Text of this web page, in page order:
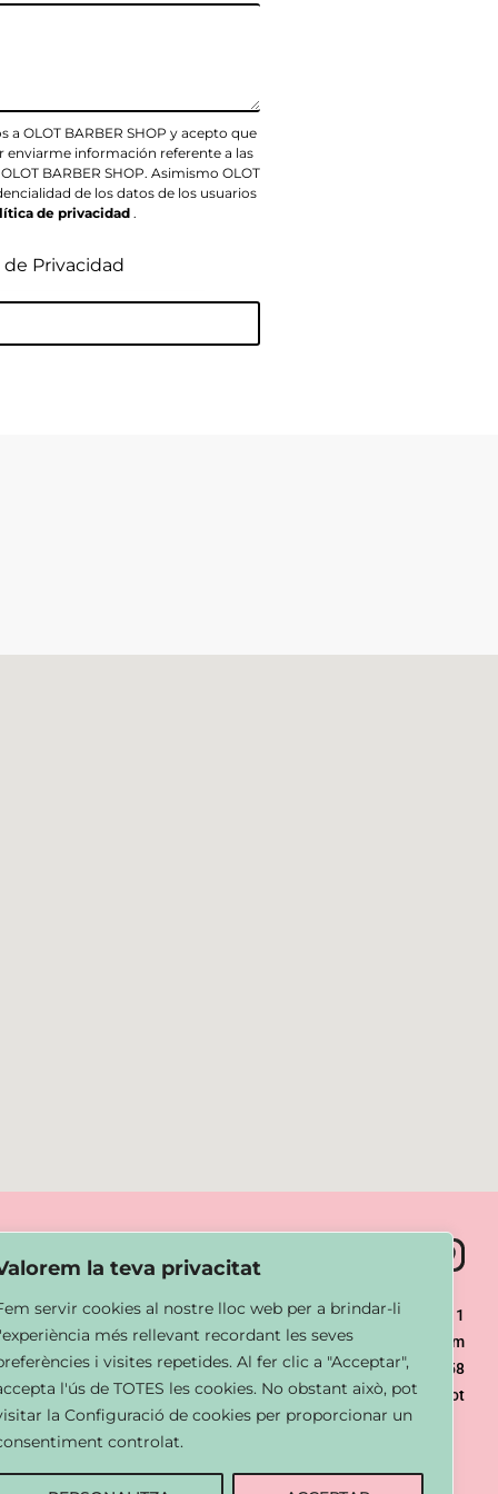
la teva privacitat
servir cookies al nostre lloc web per a brindar-li
més rellevant recordant les seves
i visites repetides. Al fer clic a "Acceptar",
l'ús de TOTES les cookies. No obstant això, pot
la Configuració de cookies per proporcionar un
controlat.
OLOT BARBER SHOP y acepto que
enviarme información referente a las
BARBER SHOP. Asimismo OLOT
de los datos de los usuarios
de privacidad .
Privacidad
872 091 211
unic@olotbarbershop.com
Paseo Miquel Blay 58
Olot